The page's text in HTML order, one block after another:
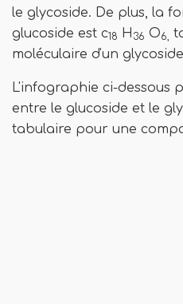
le glycoside. De plus, la
glucoside est c18 H 36 O6,
moléculaire d'un
L'infographie ci-dessous
entre le glucoside et le
tabulaire pour une